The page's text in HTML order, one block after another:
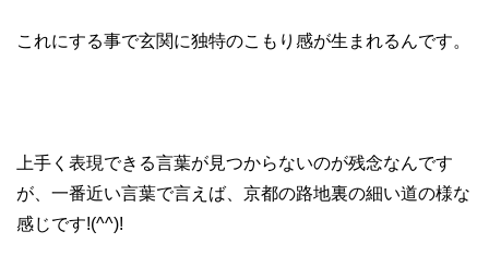
これにする事で玄関に独特のこもり感が生まれるんです。
上手く表現できる言葉が見つからないのが残念なんです
が、一番近い言葉で言えば、京都の路地裏の細い道の様な
感じです!(^^)!